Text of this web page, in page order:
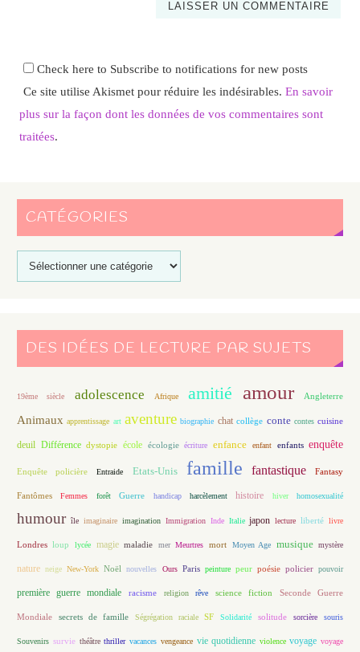
Check here to Subscribe to notifications for new posts
Ce site utilise Akismet pour réduire les indésirables. En savoir
plus sur la façon dont les données de vos commentaires sont
traitées.
CATÉGORIES
DES IDÉES DE LECTURE PAR SUJETS
19ème siècle adolescence Afrique amitié amour Angleterre
Animaux apprentissage art aventure biographie chat collège conte contes cuisine
deuil Différence dystopie école écologie écriture enfance enfant enfants enquête
Enquête policière Entraide Etats-Unis famille fantastique Fantasy
Fantômes Femmes forêt Guerre handicap harcèlement histoire hiver homosexualité
humour île imaginaire imagination Immigration Inde Italie japon lecture liberté livre
Londres loup lycée magie maladie mer Meurtres mort Moyen Age musique mystère
nature neige New-York Noël nouvelles Ours Paris peinture peur poésie policier pouvoir
première guerre mondiale racisme religion rêve science fiction Seconde Guerre
Mondiale secrets de famille Ségrégation raciale SF Solidarité solitude sorcière souris
Souvenirs survie théâtre thriller vacances vengeance vie quotidienne violence voyage voyage